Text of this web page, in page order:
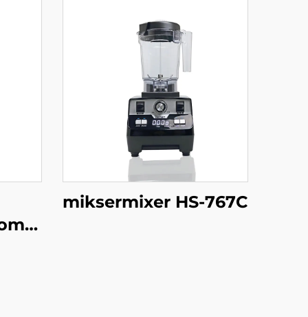
miksermixer HS-767C